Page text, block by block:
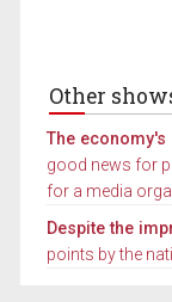
Other
The economy's
good news for
for a media
Despite the
points by the